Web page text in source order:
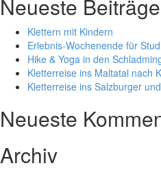
Neueste Beiträge
Klettern mit Kindern
Erlebnis-Wochenende für
Hike & Yoga in den
Kletterreise ins Maltatal nach
Kletterreise ins Salzburger
Neueste
Archiv